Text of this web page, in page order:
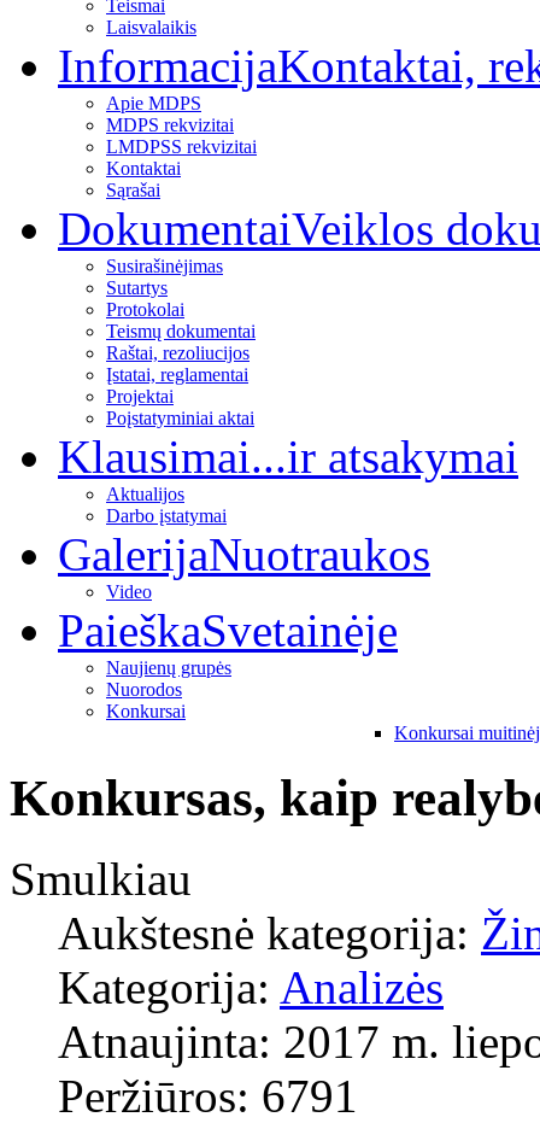
Teismai
Laisvalaikis
InformacijaKontaktai,
Apie MDPS
MDPS rekvizitai
LMDPSS rekvizitai
Kontaktai
Sąrašai
DokumentaiVeiklos
Susirašinėjimas
Sutartys
Protokolai
Teismų dokumentai
Raštai, rezoliucijos
Įstatai, reglamentai
Projektai
Poįstatyminiai aktai
Klausimai...ir atsakymai
Aktualijos
Darbo įstatymai
GalerijaNuotraukos
Video
PaieškaSvetainėje
Naujienų grupės
Nuorodos
Konkursai
Konkursai
Konkursas, kaip
Smulkiau
Aukštesnė kategorija:
Kategorija: Analizės
Atnaujinta: 2017 m.
Peržiūros: 6791